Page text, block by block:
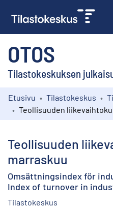
OTOS
Tilastokeskuksen
Kokoelmat
Etusivu Tilastokeskus
Teollisuuden
marraskuu
Omsättningsindex för
Index of turnover in
Tilastokeskus